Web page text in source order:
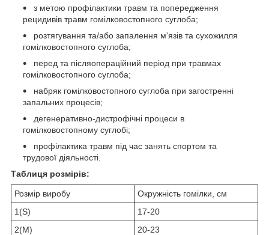
з метою профілактики травм та попередження
рецидивів травм гомілковостопного суглоба;
розтягування та/або запалення м'язів та сухожилля
гомілковостопного суглоба;
перед та післяопераційний період при травмах
гомілковостопного суглоба;
набряк гомілковостопного суглоба при загостренні
запальних процесів;
дегенеративно-дистрофічні процеси в
гомілковостопному суглобі;
профілактика травм під час занять спортом та
трудової діяльності.
Таблиця розмірів:
Розмір виробу
Окружність гомілки, см
1(S)
17-20
2(M)
20-23